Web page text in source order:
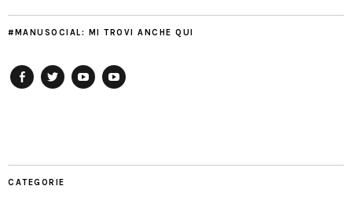
#MANUSOCIAL: MI TROVI ANCHE QUI
CATEGORIE